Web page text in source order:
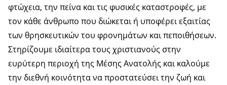
φτώχεια, την πείνα και τις φυσικές καταστροφές, με
τον κάθε άνθρωπο που διώκεται ή υποφέρει εξαιτίας
των θρησκευτικών του φρονημάτων και πεποιθήσεων.
Στηρίζουμε ιδιαίτερα τους χριστιανούς στην
ευρύτερη περιοχή της Μέσης Ανατολής και καλούμε
την διεθνή κοινότητα να προστατεύσει την ζωή και